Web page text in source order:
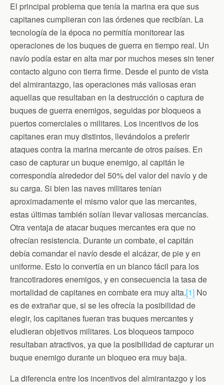
El principal problema que tenía la marina era que sus
capitanes cumplieran con las órdenes que recibían. La
tecnología de la época no permitía monitorear las
operaciones de los buques de guerra en tiempo real. Un
navío podía estar en alta mar por muchos meses sin tener
contacto alguno con tierra firme. Desde el punto de vista
del almirantazgo, las operaciones más valiosas eran
aquellas que resultaban en la destrucción o captura de
buques de guerra enemigos, seguidas por bloqueos a
puertos comerciales o militares. Los incentivos de los
capitanes eran muy distintos, llevándolos a preferir
ataques contra la marina mercante de otros países. En
caso de capturar un buque enemigo, al capitán le
correspondía alrededor del 50% del valor del navío y de
su carga. Si bien las naves militares tenían
aproximadamente el mismo valor que las mercantes,
estas últimas también solían llevar valiosas mercancías.
Otra ventaja de atacar buques mercantes era que no
ofrecían resistencia. Durante un combate, el capitán
debía comandar el navío desde el alcázar, de pie y en
uniforme. Esto lo convertía en un blanco fácil para los
francotiradores enemigos, y en consecuencia la tasa de
mortalidad de capitanes en combate era muy alta.[1] No
es de extrañar que, si se les ofrecía la posibilidad de
elegir, los capitanes fueran tras buques mercantes y
eludieran objetivos militares. Los bloqueos tampoco
resultaban atractivos, ya que la posibilidad de capturar un
buque enemigo durante un bloqueo era muy baja.
La diferencia entre los incentivos del almirantazgo y los